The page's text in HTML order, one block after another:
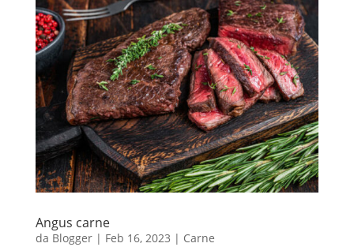
Angus carne
da Blogger| Feb 16, 2023 | Carne